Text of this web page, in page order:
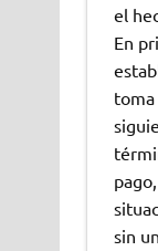
el
En
sin